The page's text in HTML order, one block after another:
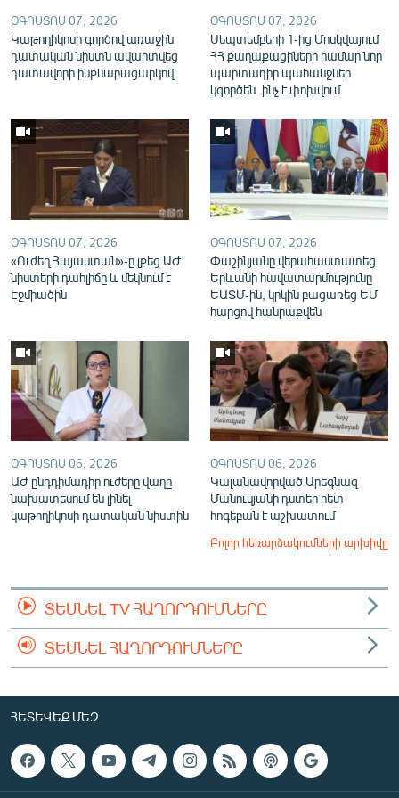
English
Русский
«Ազատության» բոլոր կայքերը
ՕԳՈՍՏՈՍ 07, 2026
Կաթողիկոսի գործով առաջին
դատական նիստն ավարտվեց
դատավորի ինքնաբացարկով
ՕԳՈՍՏՈՍ 07, 2026
Սեպտեմբերի 1-ից Մոսկվայում
ՀՀ քաղաքացիների համար նոր
պարտադիր պահանջներ
կգործեն. ինչ է փոխվում
ՕԳՈՍՏՈՍ 07, 2026
«Ուժեղ Հայաստան»-ը լքեց ԱԺ
նիստերի դահլիճը և մեկնում է
Էջմիածին
ՕԳՈՍՏՈՍ 07, 2026
Փաշինյանը վերահաստատեց
Երևանի հավատարմությունը
ԵԱՏՄ-ին, կրկին բացառեց ԵՄ
հարցով հանրաքվեն
ՕԳՈՍՏՈՍ 06, 2026
ԱԺ ընդդիմադիր ուժերը վաղը
նախատեսում են լինել
կաթողիկոսի դատական նիստին
ՕԳՈՍՏՈՍ 06, 2026
Կալանավորված Արեգնազ
Մանուկյանի դստեր հետ
հոգեբան է աշխատում
Բոլոր հեռարձակումների արխիվը
ՏԵՍՆԵԼ TV ՀԱՂՈՐԴՈՒՄՆԵՐԸ
ՏԵՍՆԵԼ ՀԱՂՈՐԴՈՒՄՆԵՐԸ
ՀԵՏԵՎԵՔ ՄԵԶ